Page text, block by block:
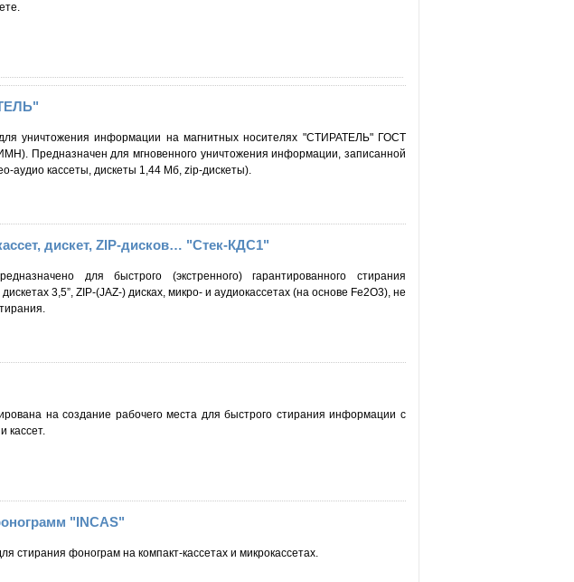
для уничтожения информации на магнитных носителях "СТИРАТЕЛЬ" ГОСТ
Предназначен для мгновенного уничтожения информации, записанной
аудио кассеты, дискеты 1,44 Мб, zip-дискеты).
дискет, ZIP-дисков… "Стек-КДС1"
для быстрого (экстренного) гарантированного стирания
3,5”, ZIP-(JAZ-) дисках, микро- и аудиокассетах (на основе Fe2O3), не
на создание рабочего места для быстрого стирания информации с
кассет.
"INCAS"
стирания фонограм на компакт-кассетах и микрокассетах.